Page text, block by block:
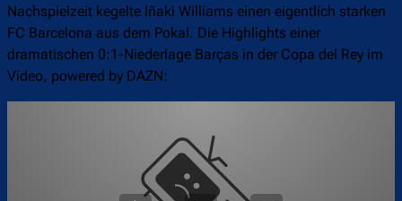
Nachspielzeit kegelte Iñaki Williams einen eigentlich starken
FC Barcelona aus dem Pokal. Die Highlights einer
dramatischen 0:1-Niederlage Barças in der Copa del Rey im
Video, powered by DAZN: